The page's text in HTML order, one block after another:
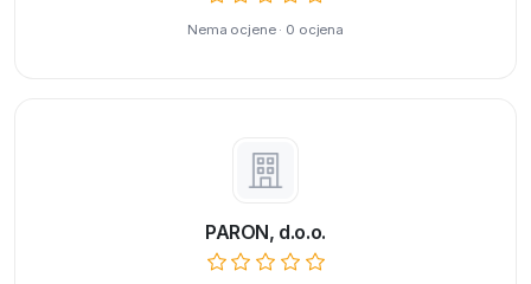
Nema ocjene · 0 ocjena
PARON, d.o.o.